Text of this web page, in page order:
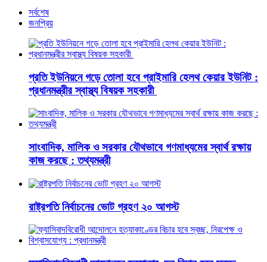
সর্বশেষ
জনপ্রিয়
প্রতি ইউনিয়নে গড়ে তোলা হবে প্রাইমারি হেলথ কেয়ার ইউনিট :
প্রধানমন্ত্রীর স্বাস্থ্য বিষয়ক সহকারী
সাংবাদিক, মালিক ও সরকার যৌথভাবে গণমাধ্যমের স্বার্থ রক্ষায়
কাজ করছে : তথ্যমন্ত্রী
রাষ্ট্রপতি নির্বাচনের ভোট গ্রহণ ২০ আগস্ট